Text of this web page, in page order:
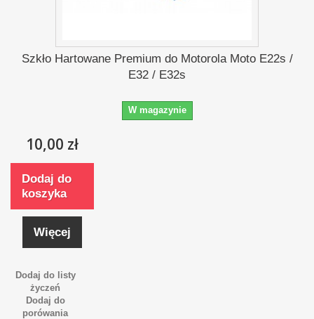
Szkło Hartowane Premium do Motorola Moto E22s /
E32 / E32s
W magazynie
10,00 zł
Dodaj do
koszyka
Więcej
Dodaj do listy
życzeń
Dodaj do
porówania